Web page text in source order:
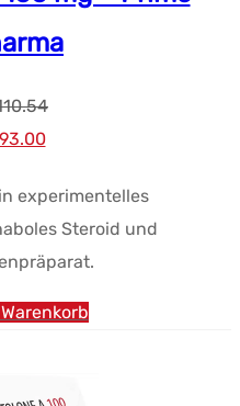
Aktueller
$93.00.
experimentelles
Steroid und